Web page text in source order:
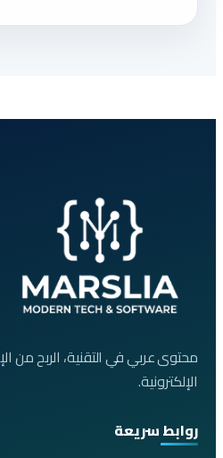
محتوى عربي في التقنية، الربح من
الإلكترونية.
روابط سريعة